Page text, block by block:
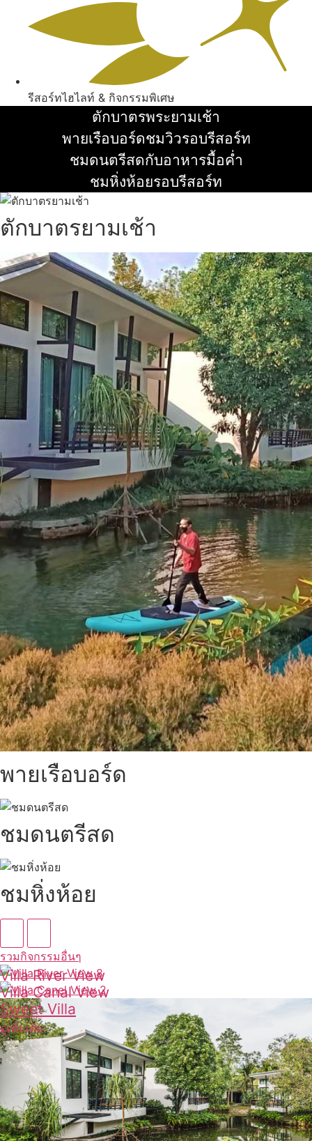
รีสอร์ทไฮไลท์ & กิจกรรมพิเศษ
ตักบาตรพระยามเช้า
อ่านเพิ่ม
พายเรือบอร์ดชมวิวรอบรีสอร์ท
อ่านเพิ่ม
ชมดนตรีสดกับอาหารมื้อค่ำ
อ่านเพิ่ม
ชมหิ่งห้อยรอบรีสอร์ท
ตักบาตรยามเช้า
พายเรือบอร์ด
ชมดนตรีสด
ชมหิ่งห้อย
รวมกิจกรรมอื่นๆ
Villa River View
ดูเพิ่มเติม
Villa Canal View
ดูเพิ่มเติม
Sweet Villa
ดูเพิ่มเติม